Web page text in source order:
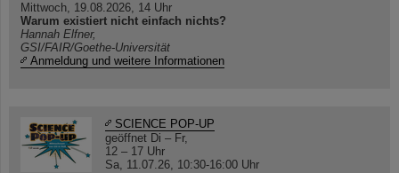
Mittwoch, 19.08.2026, 14 Uhr
Warum existiert nicht einfach nichts?
Hannah Elfner,
GSI/FAIR/Goethe-Universität
Anmeldung und weitere Informationen
SCIENCE POP-UP
geöffnet Di – Fr,
12 – 17 Uhr
Sa, 11.07.26, 10:30-16:00 Uhr